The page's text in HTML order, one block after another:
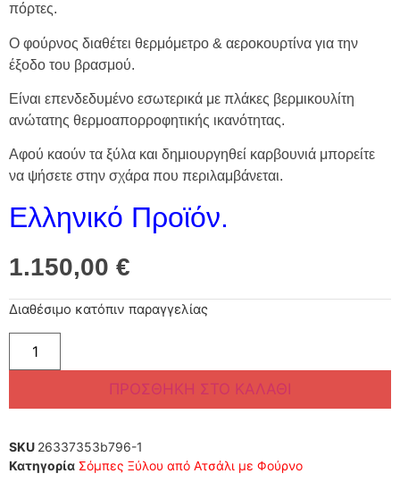
πόρτες.
Ο φούρνος διαθέτει θερμόμετρο & αεροκουρτίνα για την
έξοδο του βρασμού.
Είναι επενδεδυμένο εσωτερικά με πλάκες βερμικουλίτη
ανώτατης θερμοαπορροφητικής ικανότητας.
Αφού καούν τα ξύλα και δημιουργηθεί καρβουνιά μπορείτε
να ψήσετε στην σχάρα που περιλαμβάνεται.
Ελληνικό Προϊόν.
1.150,00 €
Διαθέσιμο κατόπιν παραγγελίας
ΠΡΟΣΘΉΚΗ ΣΤΟ ΚΑΛΆΘΙ
SKU 26337353b796-1
Κατηγορία Σόμπες Ξύλου από Ατσάλι με Φούρνο